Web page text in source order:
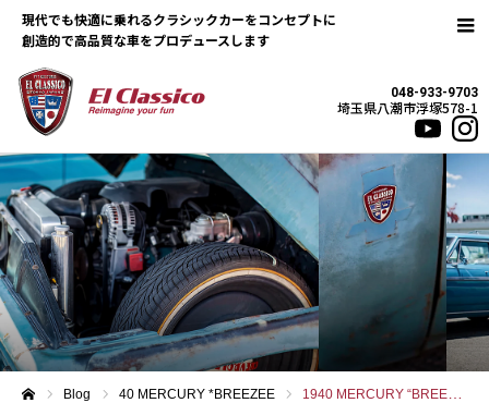
現代でも快適に乗れるクラシックカーをコンセプトに
048-933-9703
埼玉県八潮市浮塚578-1
Blog 40 MERCURY *BREEZEE 1940 MERCURY “BREEZEE”